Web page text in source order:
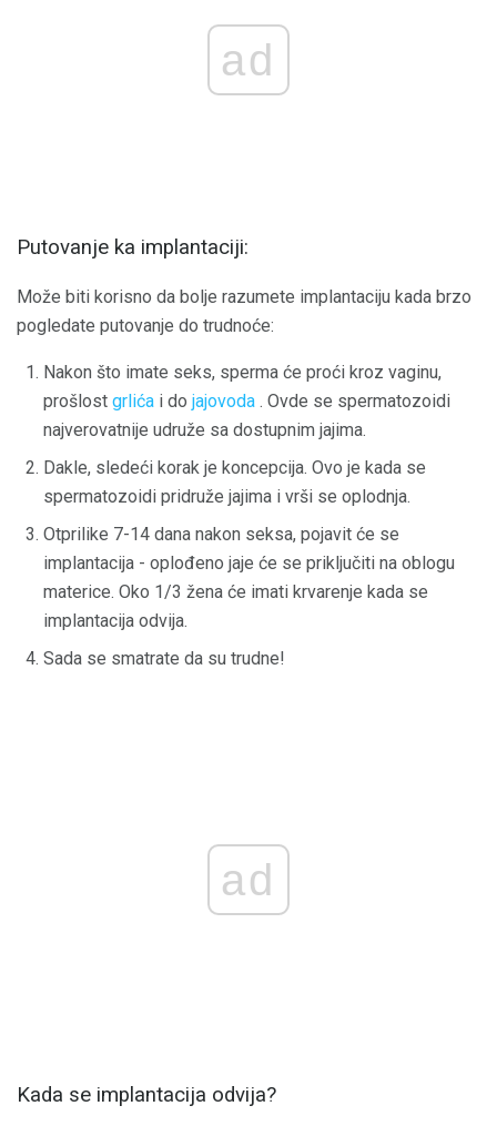
ad
Putovanje ka implantaciji:
Može biti korisno da bolje razumete implantaciju kada brzo
pogledate putovanje do trudnoće:
Nakon što imate seks, sperma će proći kroz vaginu,
prošlost grlića i do jajovoda . Ovde se spermatozoidi
najverovatnije udruže sa dostupnim jajima.
Dakle, sledeći korak je koncepcija. Ovo je kada se
spermatozoidi pridruže jajima i vrši se oplodnja.
Otprilike 7-14 dana nakon seksa, pojavit će se
implantacija - oplođeno jaje će se priključiti na oblogu
materice. Oko 1/3 žena će imati krvarenje kada se
implantacija odvija.
Sada se smatrate da su trudne!
ad
Kada se implantacija odvija?